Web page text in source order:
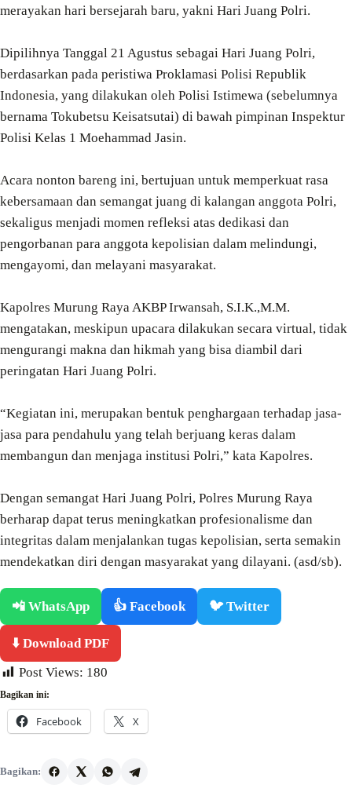
merayakan hari bersejarah baru, yakni Hari Juang Polri.
Dipilihnya Tanggal 21 Agustus sebagai Hari Juang Polri,
berdasarkan pada peristiwa Proklamasi Polisi Republik
Indonesia, yang dilakukan oleh Polisi Istimewa (sebelumnya
bernama Tokubetsu Keisatsutai) di bawah pimpinan Inspektur
Polisi Kelas 1 Moehammad Jasin.
Acara nonton bareng ini, bertujuan untuk memperkuat rasa
kebersamaan dan semangat juang di kalangan anggota Polri,
sekaligus menjadi momen refleksi atas dedikasi dan
pengorbanan para anggota kepolisian dalam melindungi,
mengayomi, dan melayani masyarakat.
Kapolres Murung Raya AKBP Irwansah, S.I.K.,M.M.
mengatakan, meskipun upacara dilakukan secara virtual, tidak
mengurangi makna dan hikmah yang bisa diambil dari
peringatan Hari Juang Polri.
“Kegiatan ini, merupakan bentuk penghargaan terhadap jasa-
jasa para pendahulu yang telah berjuang keras dalam
membangun dan menjaga institusi Polri,” kata Kapolres.
Dengan semangat Hari Juang Polri, Polres Murung Raya
berharap dapat terus meningkatkan profesionalisme dan
integritas dalam menjalankan tugas kepolisian, serta semakin
mendekatkan diri dengan masyarakat yang dilayani. (asd/sb).
📲 WhatsApp 👍 Facebook 🐦 Twitter
⬇️ Download PDF
Post Views: 180
Bagikan ini:
Facebook X
Bagikan: